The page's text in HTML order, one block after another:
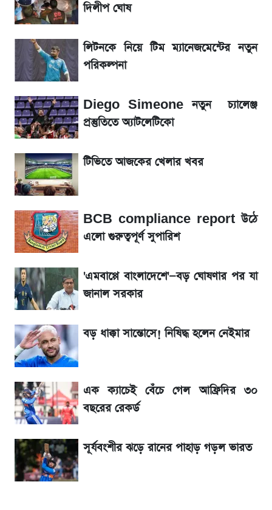
২ লাখ মানুষ অপেক্ষায়, কিন্তু দেখা গেল না শেখ
হাসিনাকে! এরপর যা ঘটল...
আগামী ৪ দিনের আবহাওয়া নিয়ে বড় সতর্কবার্তা
লিটনকে নিয়ে টিম ম্যানেজমেন্টের নতুন পরিকল্পনা
আগামীকালই স্পষ্ট হবে এসএসসি ফল প্রকাশের
তারিখ
ঘোষ
শেখ হাসিনার দেশে ফেরা নিয়ে যা বললেন রুমিন
ফারহানা
লাফিয়ে বাড়ল স্বর্ণের দাম, এক মাসের মধ্যে সর্বোচ্চ
রেকর্ড
৬ আগস্ট দেশের বাজারে স্বর্ণের দাম
শেখ হাসিনার বক্তব্য ঘিরে ভারতকে কড়া বার্তা
বাংলাদেশের
দিলীপ ঘোষ
লিটনকে নিয়ে টিম ম্যানেজমেন্টের নতুন
পরিকল্পনা
Diego Simeone নতুন চ্যালেঞ্জ
প্রস্তুতিতে অ্যাটলেটিকো
টিভিতে আজকের খেলার খবর
BCB compliance report উঠে
এলো গুরুত্বপূর্ণ সুপারিশ
'এমবাপ্পে বাংলাদেশে'—বড় ঘোষণার পর যা
জানাল সরকার
বড় ধাক্কা সান্তোসে! নিষিদ্ধ হলেন নেইমার
এক ক্যাচেই বেঁচে গেল আফ্রিদির ৩০
বছরের রেকর্ড
সূর্যবংশীর ঝড়ে রানের পাহাড় গড়ল ভারত